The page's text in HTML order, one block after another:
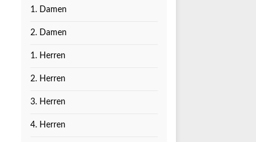
1. Damen
2. Damen
1. Herren
2. Herren
3. Herren
4. Herren